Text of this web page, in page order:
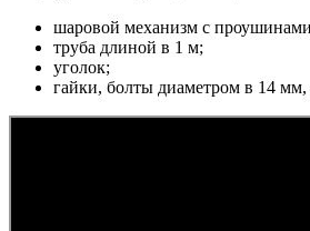
шаровой механизм с
труба длиной в 1 м;
уголок;
гайки, болты диаметром в 14